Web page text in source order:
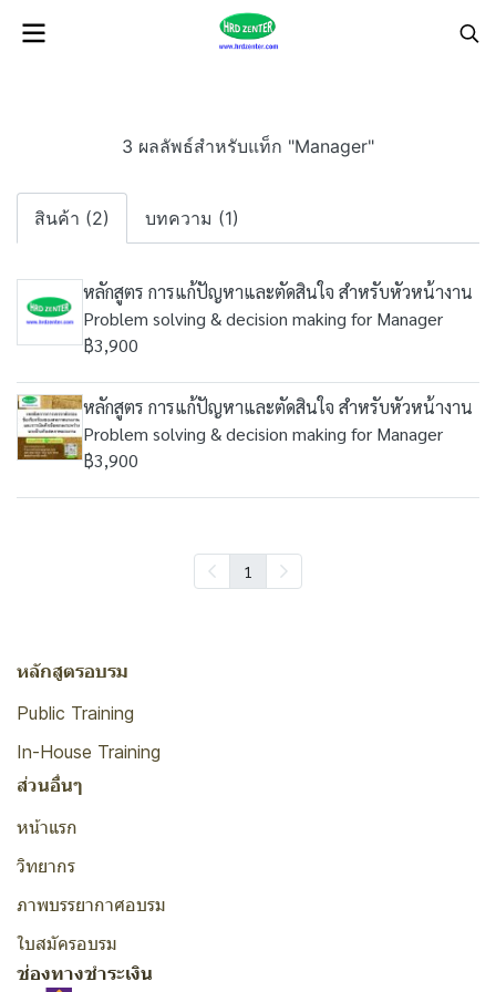
3 ผลลัพธ์สำหรับแท็ก "Manager"
สินค้า (2) บทความ (1)
หลักสูตร การแก้ปัญหาและตัดสินใจ สำหรับหัวหน้างาน
Problem solving & decision making for Manager
฿3,900
หลักสูตร การแก้ปัญหาและตัดสินใจ สำหรับหัวหน้างาน
Problem solving & decision making for Manager
฿3,900
1
หลักสูตรอบรม
Public Training
In-House Training
ส่วนอื่นๆ
หน้าแรก
วิทยากร
ภาพบรรยากาศอบรม
ใบสมัครอบรม
ช่องทางชำระเงิน